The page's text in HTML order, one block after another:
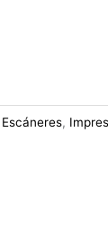
Escáneres,